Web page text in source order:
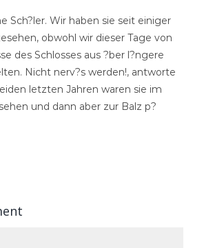
Sch?ler. Wir haben sie seit einiger
obwohl wir dieser Tage von
des Schlosses aus ?ber l?ngere
Nicht nerv?s werden!, antworte
letzten Jahren waren sie im
und dann aber zur Balz p?